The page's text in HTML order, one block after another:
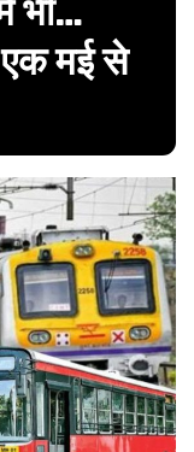
भी…
एक मई से